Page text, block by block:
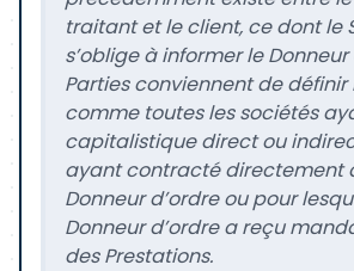
traitant et le client, ce dont le
s’oblige à informer le Donneur
Parties conviennent de définir
comme toutes les sociétés
capitalistique direct ou
ayant contracté directement
Donneur d’ordre ou pour
Donneur d’ordre a reçu
des Prestations.